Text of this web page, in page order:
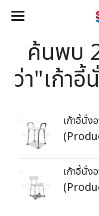
ค้นพบ
ว่า"เก้า
เก้าอี้นั่ง
เก้าอี้นั่ง